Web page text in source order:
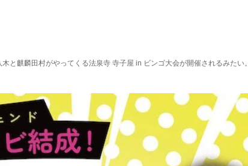
と麒麟田村がやってくる法泉寺 寺子屋 in ビンゴ大会が開催されるみたい。